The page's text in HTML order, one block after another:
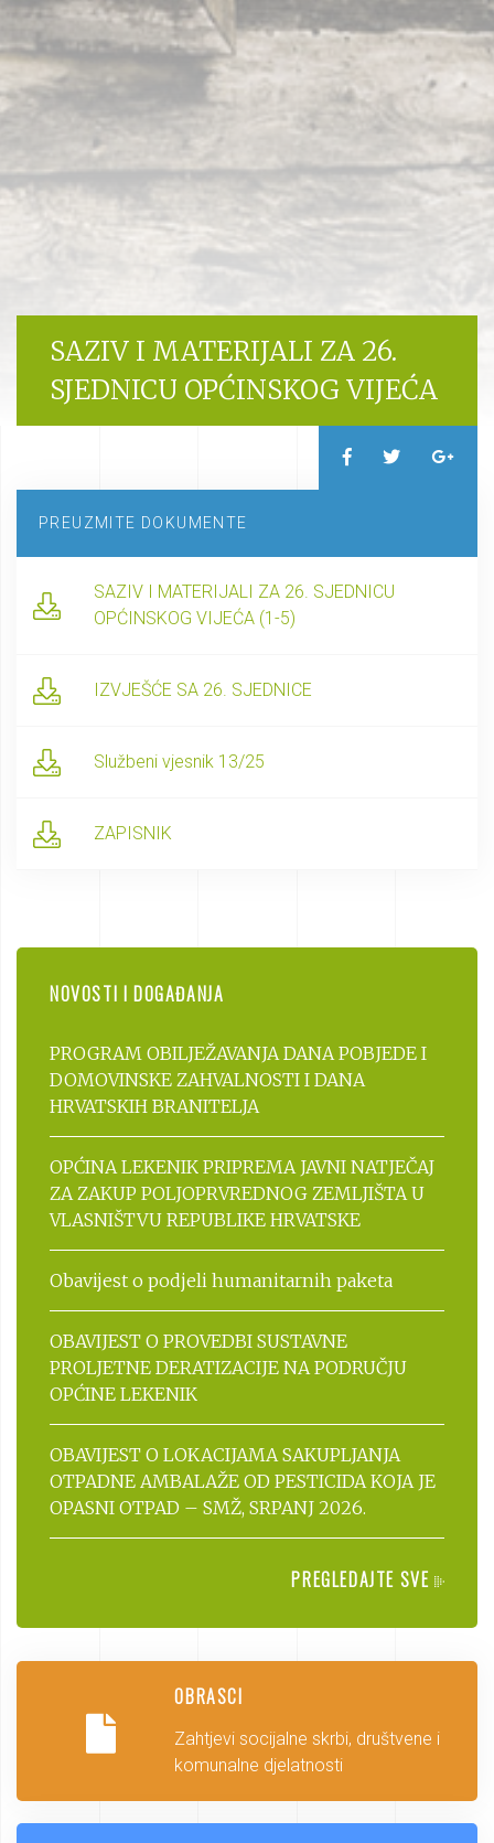
SAZIV I MATERIJALI ZA 26.
SJEDNICU OPĆINSKOG VIJEĆA
PREUZMITE DOKUMENTE
SAZIV I MATERIJALI ZA 26. SJEDNICU
OPĆINSKOG VIJEĆA (1-5)
IZVJEŠĆE SA 26. SJEDNICE
Službeni vjesnik 13/25
ZAPISNIK
NOVOSTI I DOGAĐANJA
PROGRAM OBILJEŽAVANJA DANA POBJEDE I
DOMOVINSKE ZAHVALNOSTI I DANA
HRVATSKIH BRANITELJA
OPĆINA LEKENIK PRIPREMA JAVNI NATJEČAJ
ZA ZAKUP POLJOPRVREDNOG ZEMLJIŠTA U
VLASNIŠTVU REPUBLIKE HRVATSKE
Obavijest o podjeli humanitarnih paketa
OBAVIJEST O PROVEDBI SUSTAVNE
PROLJETNE DERATIZACIJE NA PODRUČJU
OPĆINE LEKENIK
OBAVIJEST O LOKACIJAMA SAKUPLJANJA
OTPADNE AMBALAŽE OD PESTICIDA KOJA JE
OPASNI OTPAD – SMŽ, SRPANJ 2026.
PREGLEDAJTE SVE
OBRASCI
Zahtjevi socijalne skrbi, društvene i
komunalne djelatnosti